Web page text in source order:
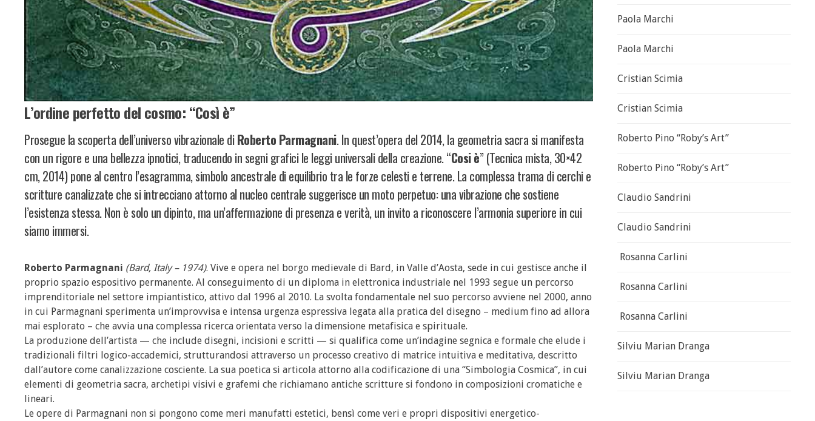
L’ordine perfetto del cosmo: “Così è”
Prosegue la scoperta dell’universo vibrazionale diRoberto Parmagnani. In quest’opera del 2014, la geometria sacra si manifesta
con un rigore e una bellezza ipnotici, traducendo in segni grafici le leggi universali della creazione. “Cosi è” (Tecnica mista, 30×42
cm, 2014) pone al centro l’esagramma, simbolo ancestrale di equilibrio tra le forze celesti e terrene. La complessa trama di cerchi e
scritture canalizzate che si intrecciano attorno al nucleo centrale suggerisce un moto perpetuo: una vibrazione che sostiene
l’esistenza stessa. Non è solo un dipinto, ma un’affermazione di presenza e verità, un invito a riconoscere l’armonia superiore in cui
siamo immersi.
Roberto Parmagnani (Bard, Italy – 1974). Vive e opera nel borgo medievale di Bard, in Valle d’Aosta, sede in cui gestisce anche il
proprio spazio espositivo permanente. Al conseguimento di un diploma in elettronica industriale nel 1993 segue un percorso
imprenditoriale nel settore impiantistico, attivo dal 1996 al 2010. La svolta fondamentale nel suo percorso avviene nel 2000, anno
in cui Parmagnani sperimenta un’improvvisa e intensa urgenza espressiva legata alla pratica del disegno – medium fino ad allora
mai esplorato – che avvia una complessa ricerca orientata verso la dimensione metafisica e spirituale.
La produzione dell’artista — che include disegni, incisioni e scritti — si qualifica come un’indagine segnica e formale che elude i
tradizionali filtri logico-accademici, strutturandosi attraverso un processo creativo di matrice intuitiva e meditativa, descritto
dall’autore come canalizzazione cosciente. La sua poetica si articola attorno alla codificazione di una “Simbologia Cosmica”, in cui
elementi di geometria sacra, archetipi visivi e grafemi che richiamano antiche scritture si fondono in composizioni cromatiche e
lineari.
Le opere di Parmagnani non si pongono come meri manufatti estetici, bensì come veri e propri dispositivi energetico-
Paola Marchi
Paola Marchi
Cristian Scimia
Cristian Scimia
Roberto Pino “Roby’s Art”
Roberto Pino “Roby’s Art”
Claudio Sandrini
Claudio Sandrini
Rosanna Carlini
Rosanna Carlini
Rosanna Carlini
Silviu Marian Dranga
Silviu Marian Dranga